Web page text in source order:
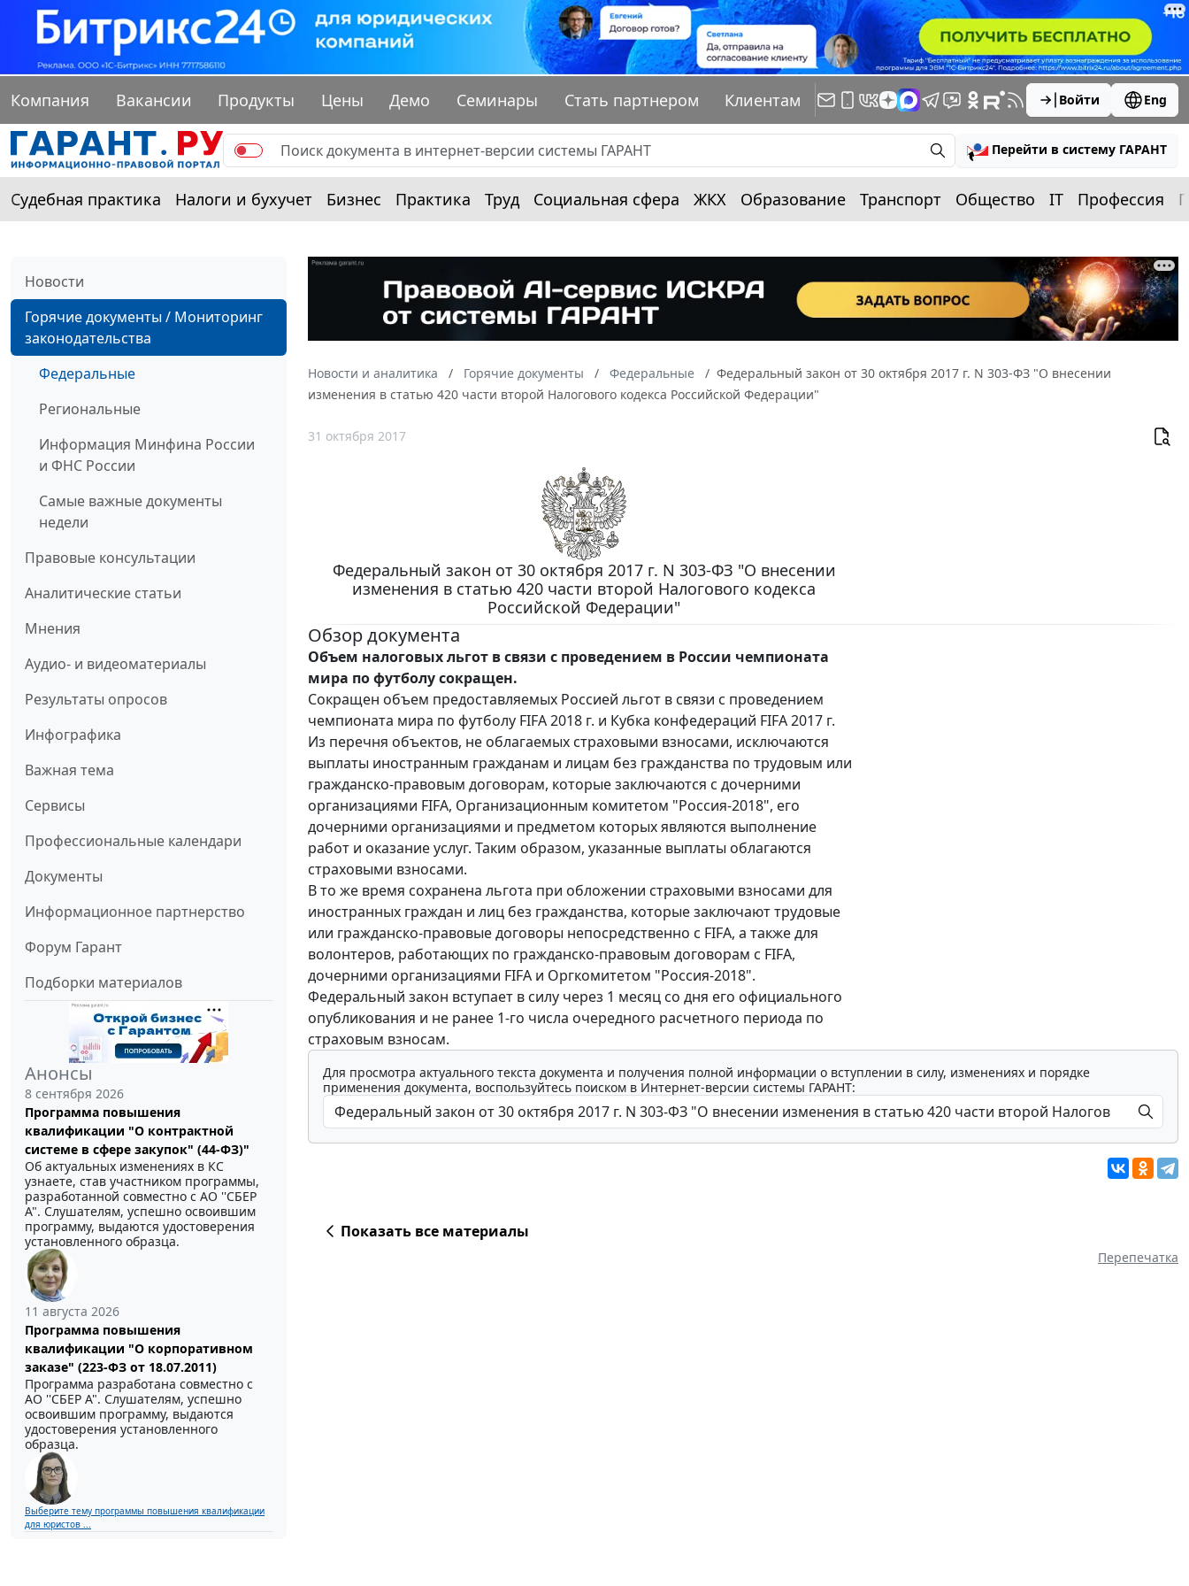
Компания Вакансии Продукты Цены Демо Семинары Стать партнером Клиентам Войти Eng
Перейти в систему ГАРАНТ
Судебная практика Налоги и бухучет Бизнес Практика Труд Социальная сфера ЖКХ Образование Транспорт Общество IT Профессия
Новости
Горячие документы / Мониторинг
законодательства
Федеральные
Региональные
Информация Минфина России
и ФНС России
Самые важные документы
недели
Правовые консультации
Аналитические статьи
Мнения
Аудио- и видеоматериалы
Результаты опросов
Инфографика
Важная тема
Сервисы
Профессиональные календари
Документы
Информационное партнерство
Форум Гарант
Подборки материалов
Анонсы
8 сентября 2026
Программа повышения
квалификации "О контрактной
системе в сфере закупок" (44-ФЗ)"
Об актуальных изменениях в КС
узнаете, став участником программы,
разработанной совместно с АО ''СБЕР
А". Слушателям, успешно освоившим
программу, выдаются удостоверения
установленного образца.
11 августа 2026
Программа повышения
квалификации "О корпоративном
заказе" (223-ФЗ от 18.07.2011)
Программа разработана совместно с
АО ''СБЕР А". Слушателям, успешно
освоившим программу, выдаются
удостоверения установленного
образца.
Выберите тему программы повышения квалификации
для юристов ...
Новости и аналитика Горячие документы Федеральные
Федеральный закон от 30 октября 2017 г. N 303-ФЗ "О внесении
изменения в статью 420 части второй Налогового кодекса Российской Федерации"
31 октября 2017
Федеральный закон от 30 октября 2017 г. N 303-ФЗ "О внесении
изменения в статью 420 части второй Налогового кодекса
Российской Федерации"
Обзор документа
Объем налоговых льгот в связи с проведением в России чемпионата
мира по футболу сокращен.
Сокращен объем предоставляемых Россией льгот в связи с проведением
чемпионата мира по футболу FIFA 2018 г. и Кубка конфедераций FIFA 2017 г.
Из перечня объектов, не облагаемых страховыми взносами, исключаются
выплаты иностранным гражданам и лицам без гражданства по трудовым или
гражданско-правовым договорам, которые заключаются с дочерними
организациями FIFA, Организационным комитетом "Россия-2018", его
дочерними организациями и предметом которых являются выполнение
работ и оказание услуг. Таким образом, указанные выплаты облагаются
страховыми взносами.
В то же время сохранена льгота при обложении страховыми взносами для
иностранных граждан и лиц без гражданства, которые заключают трудовые
или гражданско-правовые договоры непосредственно с FIFA, а также для
волонтеров, работающих по гражданско-правовым договорам с FIFA,
дочерними организациями FIFA и Оргкомитетом "Россия-2018".
Федеральный закон вступает в силу через 1 месяц со дня его официального
опубликования и не ранее 1-го числа очередного расчетного периода по
страховым взносам.
Для просмотра актуального текста документа и получения полной информации о вступлении в силу, изменениях и порядке
применения документа, воспользуйтесь поиском в Интернет-версии системы ГАРАНТ:
Показать все материалы
Перепечатка